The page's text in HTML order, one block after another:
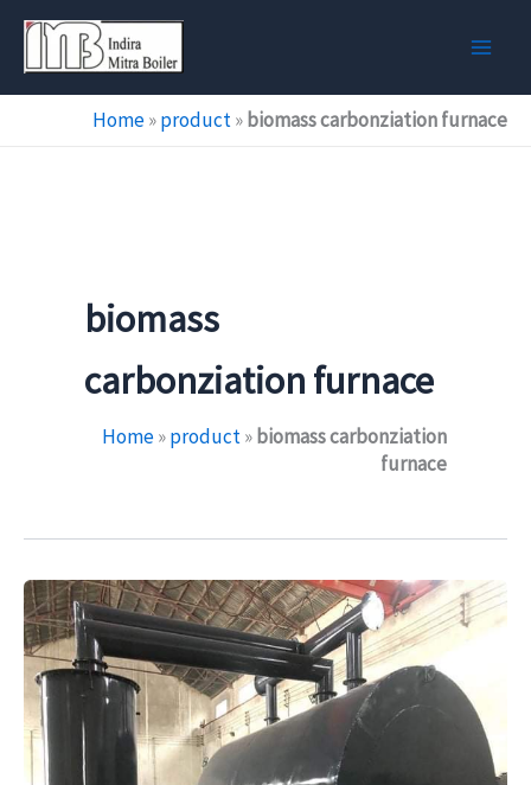
Skip
content
Home»product» biomass carbonziation furnace
biomass
carbonziation furnace
Home»product» biomass carbonziation
furnace